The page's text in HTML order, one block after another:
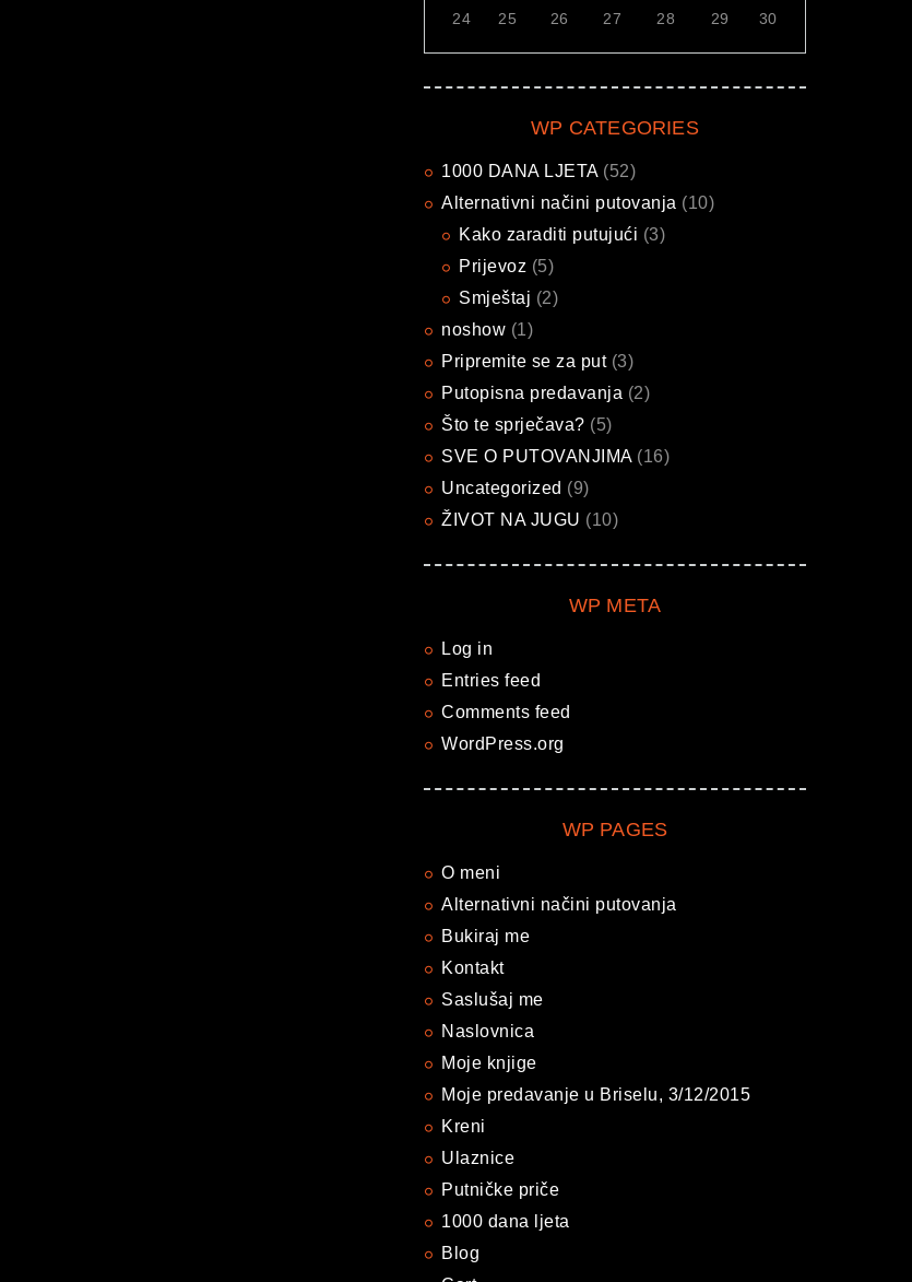
24 25 26 27 28 29 30
WP CATEGORIES
1000 DANA LJETA(52)
Alternativni načini putovanja (10)
Kako zaraditi putujući (3)
Prijevoz (5)
Smještaj (2)
noshow (1)
Pripremite se za put(3)
Putopisna predavanja (2)
Što te sprječava? (5)
SVE O PUTOVANJIMA(16)
Uncategorized (9)
ŽIVOT NA JUGU (10)
WP META
Log in
Entries feed
Comments feed
WordPress.org
WP PAGES
O meni
Alternativni načini putovanja
Bukiraj me
Kontakt
Saslušaj me
Naslovnica
Moje knjige
Moje predavanje u Briselu, 3/12/2015
Kreni
Ulaznice
Putničke priče
1000 dana ljeta
Blog